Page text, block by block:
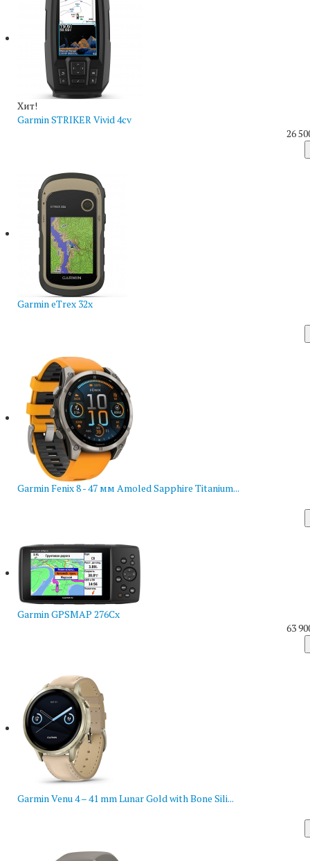
Хит!
Garmin STRIKER Vivid 4cv
26
Garmin eTrex 32x
Garmin Fenix 8 - 47 мм Amoled Sapphire Titanium...
Garmin GPSMAP 276Cx
63
Garmin Venu 4 – 41 mm Lunar Gold with Bone Sili...